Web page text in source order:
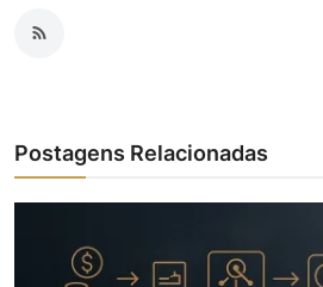
Postagens Relacionadas